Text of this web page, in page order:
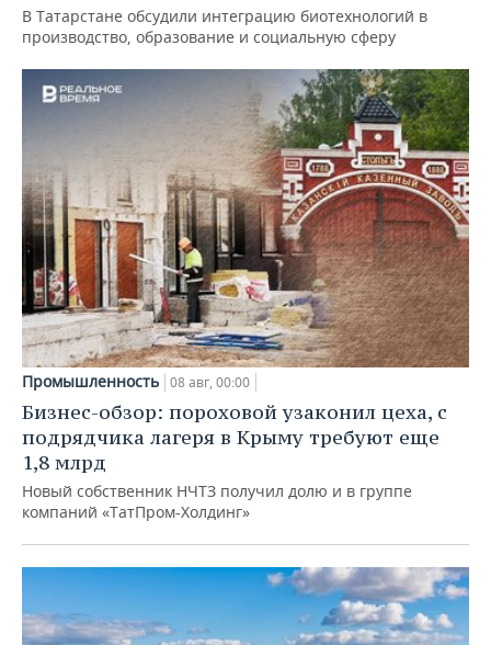
В Татарстане обсудили интеграцию биотехнологий в
производство, образование и социальную сферу
Промышленность 08 авг, 00:00
Бизнес-обзор: пороховой узаконил цеха, с
подрядчика лагеря в Крыму требуют еще
1,8 млрд
Новый собственник НЧТЗ получил долю и в группе
компаний «ТатПром-Холдинг»